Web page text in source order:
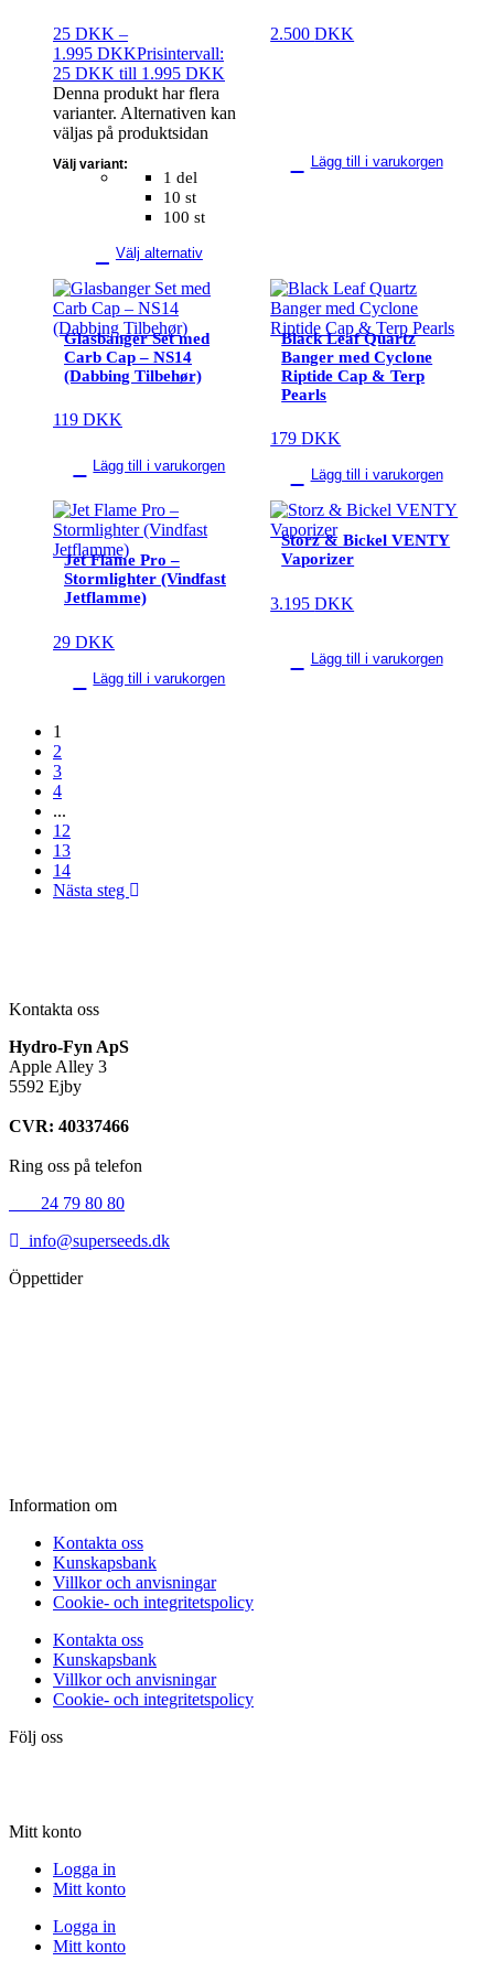
25 DKK –
1.995 DKKPrisintervall:
25 DKK till 1.995 DKK
1 del
10 st
100 st
Välj variant:
Välj alternativ
Denna produkt har flera
varianter. Alternativen kan
väljas på produktsidan
2.500DKK
Lägg till i varukorgen
Glasbanger Set med
Carb Cap – NS14
(Dabbing Tilbehør)
119 DKK
Lägg till i varukorgen
Black Leaf Quartz
Banger med Cyclone
Riptide Cap & Terp
Pearls
179DKK
Lägg till i varukorgen
Jet Flame Pro –
Stormlighter (Vindfast
Jetflamme)
29 DKK
Lägg till i varukorgen
Storz & Bickel VENTY
Vaporizer
3.195DKK
Lägg till i varukorgen
1
2
3
4
...
12
13
14
Nästa steg
Kontakta oss
Hydro-Fyn ApS
Apple Alley 3
5592 Ejby
CVR: 40337466
Ring oss på telefon
24 79 80 80
info@superseeds.dk
Öppettider
Information om
Kontakta oss
Kunskapsbank
Villkor och anvisningar
Cookie- och integritetspolicy
Kontakta oss
Kunskapsbank
Villkor och anvisningar
Cookie- och integritetspolicy
Följ oss
Mitt konto
Logga in
Mitt konto
Logga in
Mitt konto